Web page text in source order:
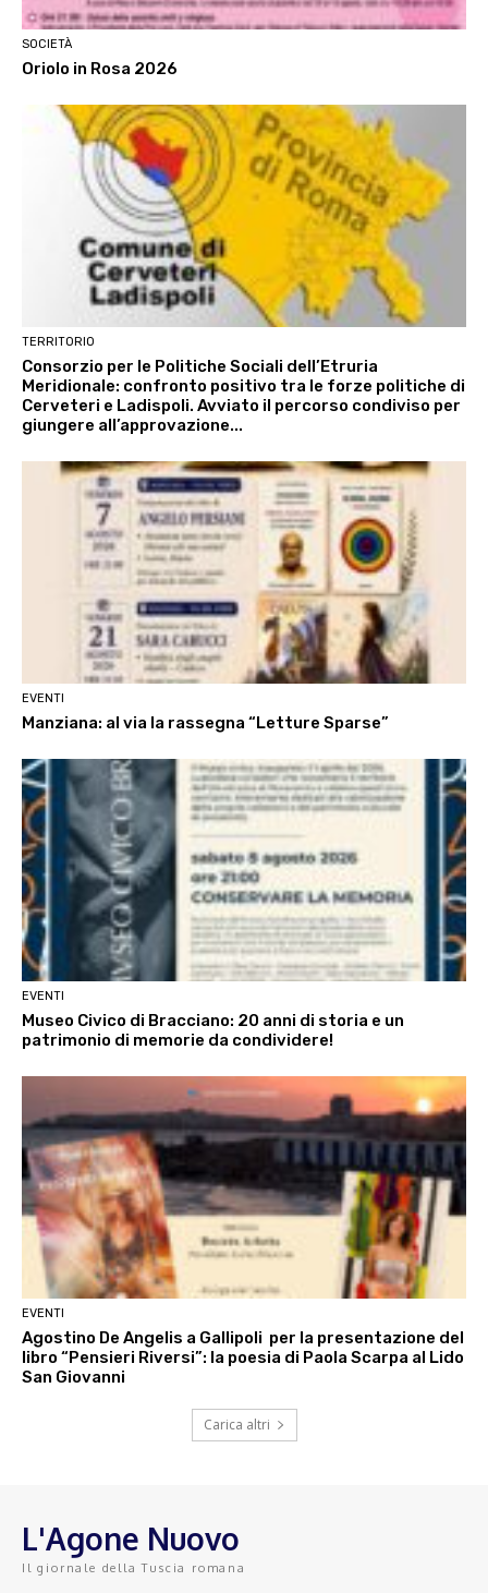
SOCIETÀ
Oriolo in Rosa 2026
TERRITORIO
Consorzio per le Politiche Sociali dell’Etruria
Meridionale: confronto positivo tra le forze politiche di
Cerveteri e Ladispoli. Avviato il percorso condiviso per
giungere all’approvazione...
EVENTI
Manziana: al via la rassegna “Letture Sparse”
EVENTI
Museo Civico di Bracciano: 20 anni di storia e un
patrimonio di memorie da condividere!
EVENTI
Agostino De Angelis a Gallipoli per la presentazione del
libro “Pensieri Riversi”: la poesia di Paola Scarpa al Lido
San Giovanni
Carica altri
L'Agone Nuovo
Il giornale della Tuscia romana